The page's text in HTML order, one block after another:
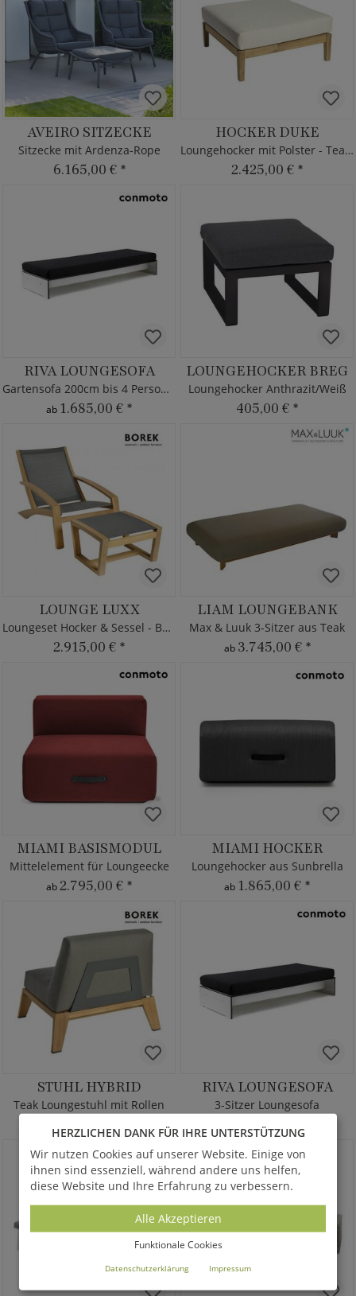
AVEIRO SITZECKE
Sitzecke mit Ardenza-Rope
6.165,00 € *
HOCKER DUKE
Loungehocker mit Polster - Teakholz
2.425,00 € *
RIVA LOUNGESOFA
Gartensofa 200cm bis 4 Personen
ab 1.685,00 € *
LOUNGEHOCKER BREG
Loungehocker Anthrazit/Weiß
405,00 € *
LOUNGE LUXX
Loungeset Hocker & Sessel - Borek
2.915,00 € *
LIAM LOUNGEBANK
Max & Luuk 3-Sitzer aus Teak
ab 3.745,00 € *
MIAMI BASISMODUL
Mittelelement für Loungeecke
ab2.795,00 € *
MIAMI HOCKER
Loungehocker aus Sunbrella
ab 1.865,00 € *
STUHL HYBRID
Teak Loungestuhl mit Rollen
3.415,00 € *
RIVA LOUNGESOFA
3-Sitzer Loungesofa
1.565,00 €
HERZLICHEN DANK FÜR IHRE UNTERSTÜTZUNG
Wir nutzen Cookies auf unserer Website. Einige von
ihnen sind essenziell, während andere uns helfen,
diese Website und Ihre Erfahrung zu verbessern.
Alle Akzeptieren
Funktionale Cookies
Datenschutzerklärung Impressum